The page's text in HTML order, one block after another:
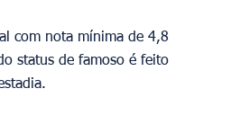
com nota mínima de 4,8
status de famoso é feito